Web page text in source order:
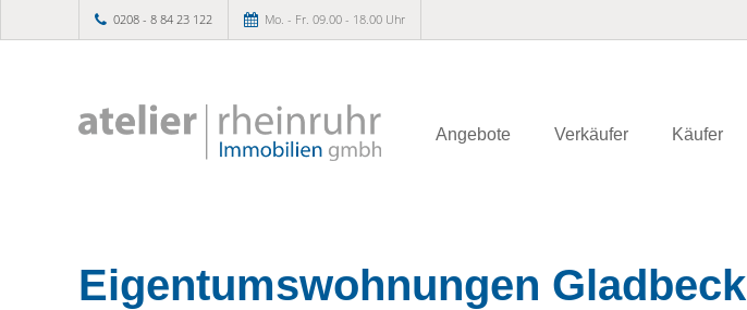
0208 - 8 84 23 122 Mo. - Fr. 09.00 - 18.00 Uhr
Angebote Verkäufer Käufer
Eigentumswohnungen Gladbeck